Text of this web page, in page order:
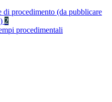
di procedimento (da pubblicare
2
procedimentali